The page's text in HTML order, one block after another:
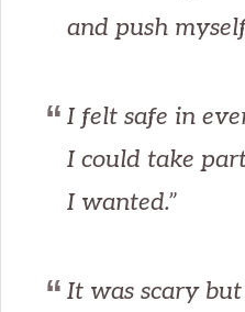
and push
I felt safe in
I could take
I wanted.”
It was scary